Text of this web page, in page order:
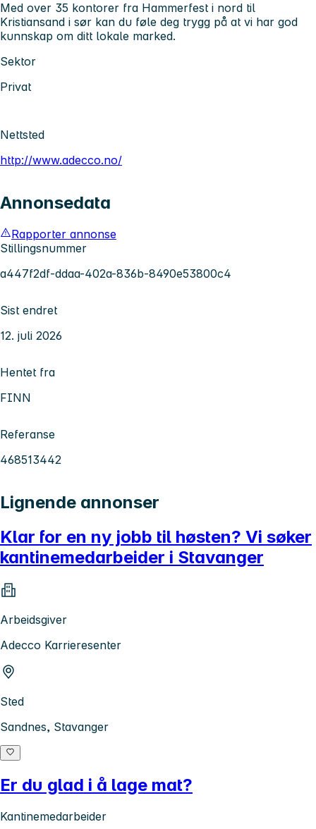
Med over 35 kontorer fra Hammerfest i nord til
Kristiansand i sør kan du føle deg trygg på at vi har god
kunnskap om ditt lokale marked.
Sektor
Privat
Nettsted
http://www.adecco.no/
Annonsedata
Rapporter annonse
Stillingsnummer
a447f2df-ddaa-402a-836b-8490e53800c4
Sist endret
12. juli 2026
Hentet fra
FINN
Referanse
468513442
Lignende annonser
Klar for en ny jobb til høsten? Vi søker
kantinemedarbeider i Stavanger
Arbeidsgiver
Adecco Karrieresenter
Sted
Sandnes, Stavanger
Er du glad i å lage mat?
Kantinemedarbeider